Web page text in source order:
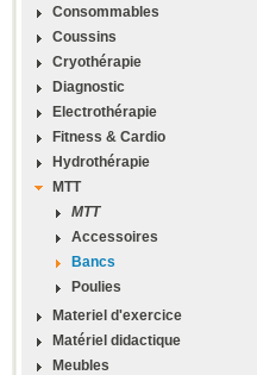
Consommables
Coussins
Cryothérapie
Diagnostic
Electrothérapie
Fitness & Cardio
Hydrothérapie
MTT
MTT
Accessoires
Bancs
Poulies
Materiel d'exercice
Matériel didactique
Meubles